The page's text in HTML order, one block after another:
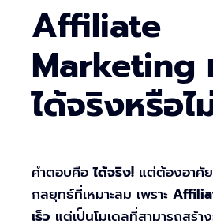
Affiliate
Marketing
ได้จริงหรือไ
คำตอบคือได้จริง! แต่ต้องอาศั
กลยุทธ์ที่เหมาะสม เพราะ
เร็ว แต่เป็นโมเดลที่สามารถสร้า